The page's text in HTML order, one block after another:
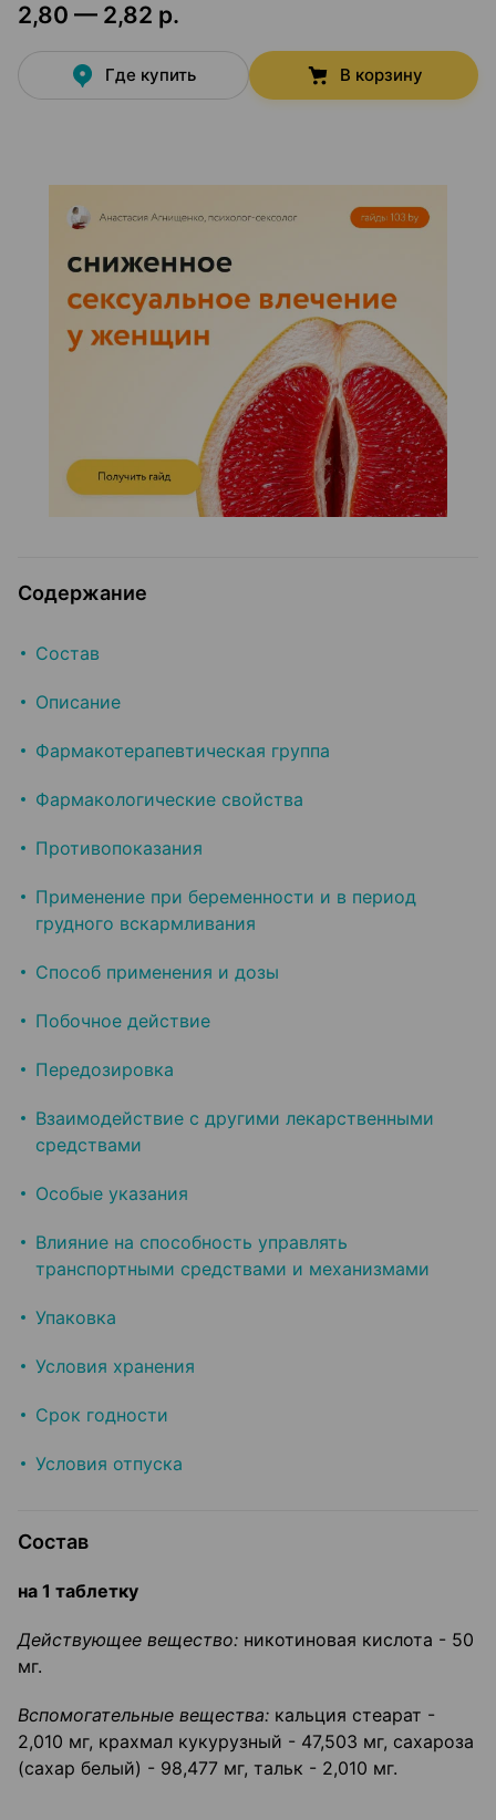
2,80 — 2,82 р.
Где купить В корзину
Содержание
Состав
Описание
Фармакотерапевтическая группа
Фармакологические свойства
Противопоказания
Применение при беременности и в период
грудного вскармливания
Способ применения и дозы
Побочное действие
Передозировка
Взаимодействие с другими лекарственными
средствами
Особые указания
Влияние на способность управлять
транспортными средствами и механизмами
Упаковка
Условия хранения
Срок годности
Условия отпуска
Состав
на 1 таблетку
Действующее вещество: никотиновая кислота - 50
мг.
Вспомогательные вещества: кальция стеарат -
2,010 мг, крахмал кукурузный - 47,503 мг, сахароза
(сахар белый) - 98,477 мг, тальк - 2,010 мг.